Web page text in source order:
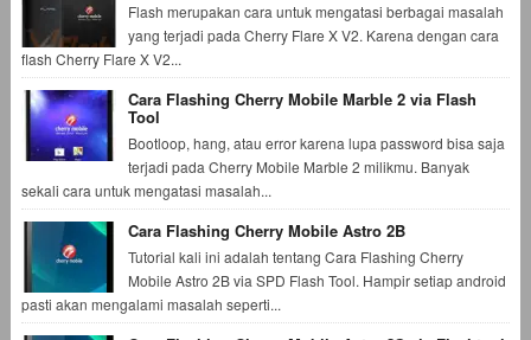
Flash merupakan cara untuk mengatasi berbagai masalah
yang terjadi pada Cherry Flare X V2. Karena dengan cara
flash Cherry Flare X V2...
Cara Flashing Cherry Mobile Marble 2 via Flash
Tool
Bootloop, hang, atau error karena lupa password bisa saja
terjadi pada Cherry Mobile Marble 2 milikmu. Banyak
sekali cara untuk mengatasi masalah...
Cara Flashing Cherry Mobile Astro 2B
Tutorial kali ini adalah tentang Cara Flashing Cherry
Mobile Astro 2B via SPD Flash Tool. Hampir setiap android
pasti akan mengalami masalah seperti...